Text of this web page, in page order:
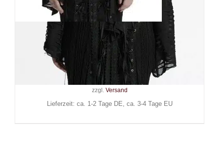
Punk Rave Kapuzenjacke
Misanthrope Distressed
109,90
Inkl. MwSt.
zzgl. Versand
Lieferzeit: ca. 1-2 Tage DE, ca. 3-4 Tage EU